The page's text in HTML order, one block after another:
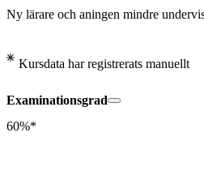
Ny lärare och aningen mindre
Kursdata har registrerats manuellt
Examinationsgrad
60%*